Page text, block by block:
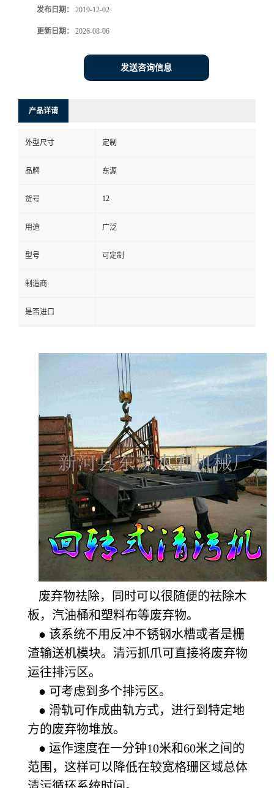
发布日期： 2019-12-02
更新日期： 2026-08-06
发送咨询信息
产品详请
外型尺寸 定制
品牌 东源
货号 12
用途 广泛
型号 可定制
制造商
是否进口
废弃物祛除，同时可以很随便的祛除木
板，汽油桶和塑料布等废弃物。
● 该系统不用反冲不锈钢水槽或者是栅
渣输送机模块。清污抓爪可直接将废弃物
运往排污区。
● 可考虑到多个排污区。
● 滑轨可作成曲轨方式，进行到特定地
方的废弃物堆放。
● 运作速度在一分钟10米和60米之间的
范围，这样可以降低在较宽格珊区域总体